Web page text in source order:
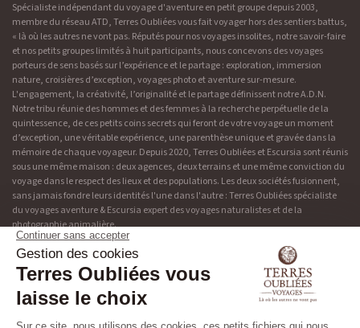
Spécialiste indépendant du voyage d'aventure en petit groupe depuis 2003,
membre du réseau ATD, Terres Oubliées vous fait voyager hors des sentiers battus,
« là où les autres ne vont pas. Réputés pour nos voyages insolites, notre savoir-faire
et nos petits groupes limités à huit participants, nous concevons des voyages
porteurs de sens basés sur l’expérience et le partage : exploration, immersion
nature, croisières d’exception, voyages photo et aventure sur-mesure.
L'engagement, la créativité, l’originalité et le partage définissent notre A.D.N.
Notre tribu réunie des hommes et des femmes à la recherche perpétuelle de la
quintessence, de ces petits coins secrets qui feront de votre voyage un moment
d’exception, une véritable expérience, une parenthèse unique et gravée dans la
mémoire de chaque voyageur. Depuis 2020, Terres Oubliées et Escursia sont réunis
sous une même maison : deux agences, deux terrains et une même conviction du
voyage dans le respect des lieux et des populations. Les deux sociétés fusionnent,
sans jamais fondre leurs identités l'une dans l'autre : Terres Oubliées spécialiste
du voyages aventure & Escursia expert des voyages naturalistes et de la
photographie animalière.
Découvrir Terres Oubliées
Blog
Adresse & contact